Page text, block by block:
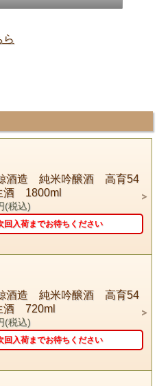
ら
酒造 純米吟醸酒 高育54
酒 1800ml
(税込)
回入荷までお待ちください
酒造 純米吟醸酒 高育54
720ml
(税込)
回入荷までお待ちください